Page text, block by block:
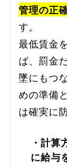
管理の正
す。
最低賃金
ば、罰金
墜にもつ
めの準備
は確実に
・計算
に給与